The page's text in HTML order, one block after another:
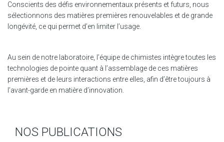
Conscients des défis environnementaux présents et futurs, nous
sélectionnons des matières premières renouvelables et de grande
longévité, ce qui permet d’en limiter l’usage.
Au sein de notre laboratoire, l’équipe de chimistes intègre toutes les
technologies de pointe quant à l’assemblage de ces matières
premières et de leurs interactions entre elles, afin d’être toujours à
l’avant-garde en matière d’innovation.
NOS PUBLICATIONS